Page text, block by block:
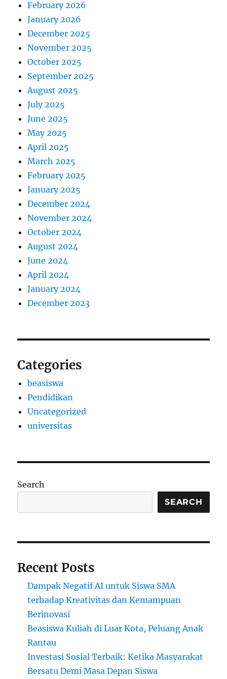
February 2026
January 2026
December 2025
November 2025
October 2025
September 2025
August 2025
July 2025
June 2025
May 2025
April 2025
March 2025
February 2025
January 2025
December 2024
November 2024
October 2024
August 2024
June 2024
April 2024
January 2024
December 2023
Categories
beasiswa
Pendidikan
Uncategorized
universitas
Search
SEARCH
Recent Posts
Dampak Negatif AI untuk Siswa SMA
terhadap Kreativitas dan Kemampuan
Berinovasi
Beasiswa Kuliah di Luar Kota, Peluang Anak
Rantau
Investasi Sosial Terbaik: Ketika Masyarakat
Bersatu Demi Masa Depan Siswa